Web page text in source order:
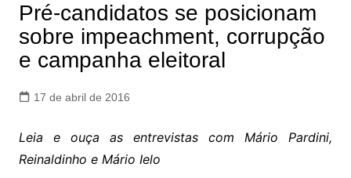
Pré-candidatos se posicionam
sobre impeachment, corrupção
e campanha eleitoral
17 de abril de 2016
Leia e ouça as entrevistas com Mário Pardini,
Reinaldinho e Mário Ielo